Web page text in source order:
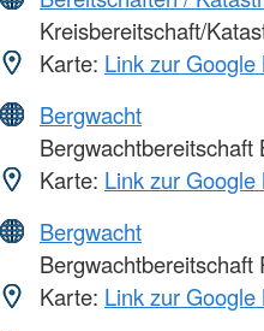
Kreisbereitschaft/
Karte: Link zur
Bergwacht
Bergwachtbereitschaft
Karte: Link zur
Bergwacht
Bergwachtbereitschaft
Karte: Link zur